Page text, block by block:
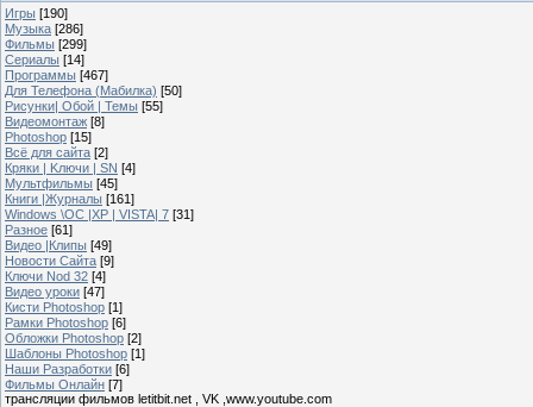
Игры [190]
Музыка [286]
Фильмы [299]
Сериалы [14]
Программы [467]
Для Телефона (Мабилка) [50]
Рисунки| Обой | Темы [55]
Видеомонтаж [8]
Photoshop [15]
Всё для сайта [2]
Кряки | Kлючи | SN [4]
Мультфильмы [45]
Книги |Журналы [161]
Windows \OC |XP | VISTA| 7 [31]
Разное [61]
Видео |Клипы [49]
Новости Сайта [9]
Ключи Nod 32 [4]
Видео уроки [47]
Кисти Photoshop [1]
Рамки Photoshop [6]
Обложки Photoshop [2]
Шаблоны Photoshop [1]
Наши Разработки [6]
Фильмы Онлайн [7]
трансляции фильмов letitbit.net , VK ,www.youtube.com